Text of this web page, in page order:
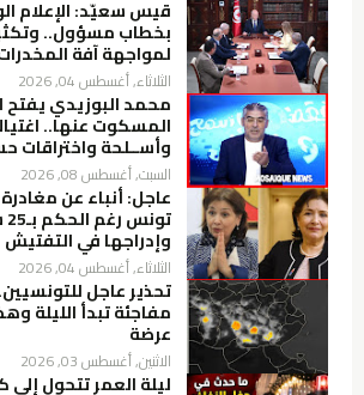
قيس سعيّد: الإعلام
بخطاب مسؤول..
لمواجهة آفة
الثلاثاء, أغسطس 04, 2026
محمد البوزيدي يفتح
المسكوت عنها..
وأســلحة
السبت, أغسطس 08, 2026
عاجل: أنباء عن
وإدراجها في التفتيش
الثلاثاء, أغسطس 04, 2026
تحذير عاجل
مفاجئة تبدأ الليلة
عرضة
الاثنين, أغسطس 03, 2026
ليلة العمر تتحول